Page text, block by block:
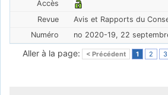
Avis et Rapports du
no 2020-19, 22
Aller à la page: < Précédent 1 2 3